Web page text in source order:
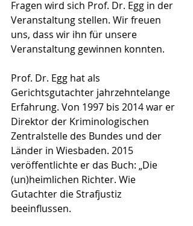
Fragen wird sich Prof. Dr. Egg in der
Veranstaltung stellen. Wir freuen
uns, dass wir ihn für unsere
Veranstaltung gewinnen konnten.
Prof. Dr. Egg hat als
Gerichtsgutachter jahrzehntelange
Erfahrung. Von 1997 bis 2014 war er
Direktor der Kriminologischen
Zentralstelle des Bundes und der
Länder in Wiesbaden. 2015
veröffentlichte er das Buch: „Die
(un)heimlichen Richter. Wie
Gutachter die Strafjustiz
beeinflussen.